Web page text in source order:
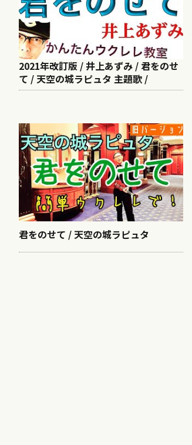
2021年改訂版 / 井上あずみ / 君をのせ
て / 天空の城ラピュタ 主題歌 /
君をのせて / 天空の城ラピュタ